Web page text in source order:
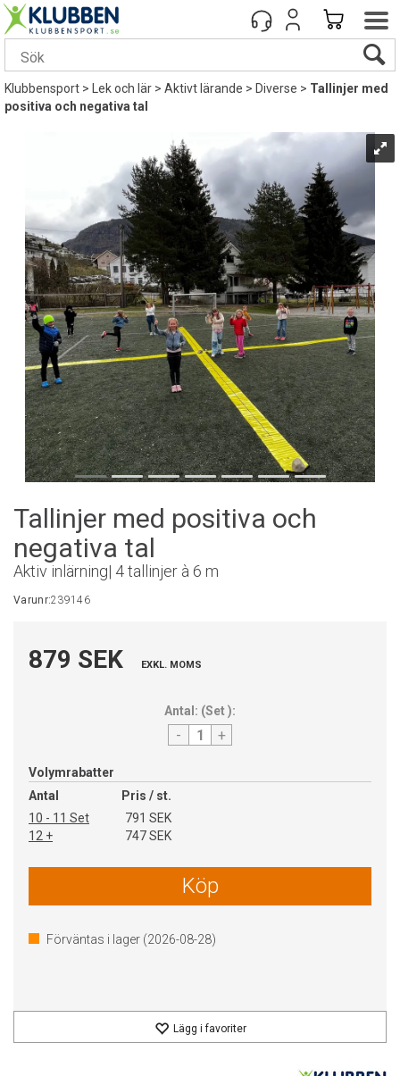
Klubbensport> Lek och lär>Aktivt lärande>Diverse>Tallinjer med
positiva och negativa tal
Tallinjer med positiva och
negativa tal
Aktiv inlärning| 4 tallinjer à 6 m
Varunr:239146
879 SEK EXKL. MOMS
Antal: (Set):
- +
Volymrabatter
Antal
Pris / st.
10 - 11 Set
791 SEK
12 +
747 SEK
Köp
Förväntas i lager (2026-08-28)
Lägg i favoriter